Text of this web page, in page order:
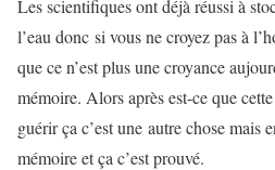
Les scientifiques ont déjà réussi à
l’eau donc si vous ne croyez pas à
que ce n’est plus une croyance
mémoire. Alors après est-ce que
guérir ça c’est une autre chose mais
mémoire et ça c’est prouvé.